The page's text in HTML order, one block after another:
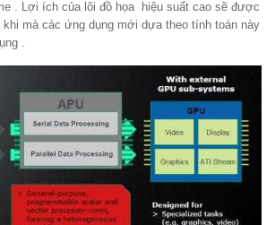
. Lợi ích của lõi đồ họa hiệu suất cao sẽ được
khi mà các ứng dụng mới dựa theo tính toán này
.